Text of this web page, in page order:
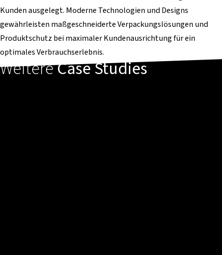
Kunden ausgelegt. Moderne Technologien und Designs
gewährleisten maßgeschneiderte Verpackungslösungen und
Produktschutz bei maximaler Kundenausrichtung für ein
optimales Verbrauchserlebnis.
WeitereCase Studies